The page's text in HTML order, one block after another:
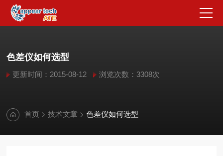
色差仪如何选型
更新时间：2015-08-12 浏览次数：3308次
首页 技术文章 色差仪如何选型